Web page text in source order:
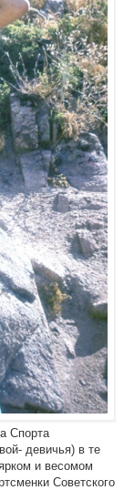
Спорта
девичья) в те
и весомом
Советского